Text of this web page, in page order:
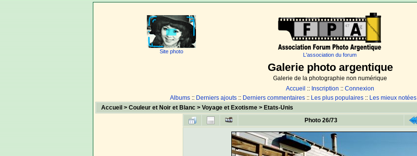
Site photo
L'association du forum
Galerie photo argentique
Galerie de la photographie non numérique
Accueil :: Inscription :: Connexion
Albums :: Derniers ajouts :: Derniers commentaires :: Les plus populaires :: Les mieux notées
Accueil > Couleur et Noir et Blanc> Voyage et Exotisme> Etats-Unis
Photo 26/73